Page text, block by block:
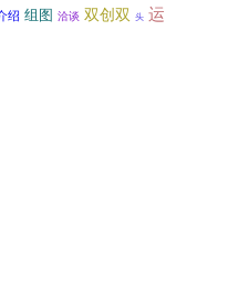
绍 组图 洽谈 双创双 头 运